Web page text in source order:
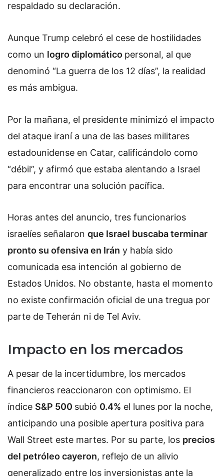
respaldado su declaración.
Aunque Trump celebró el cese de hostilidades
como un logro diplomático personal, al que
denominó “La guerra de los 12 días”, la realidad
es más ambigua.
Por la mañana, el presidente minimizó el impacto
del ataque iraní a una de las bases militares
estadounidense en Catar, calificándolo como
“débil”, y afirmó que estaba alentando a Israel
para encontrar una solución pacífica.
Horas antes del anuncio, tres funcionarios
israelíes señalaron que Israel buscaba terminar
pronto su ofensiva en Irán y había sido
comunicada esa intención al gobierno de
Estados Unidos. No obstante, hasta el momento
no existe confirmación oficial de una tregua por
parte de Teherán ni de Tel Aviv.
Impacto en los mercados
A pesar de la incertidumbre, los mercados
financieros reaccionaron con optimismo. El
índice S&P 500 subió 0.4% el lunes por la noche,
anticipando una posible apertura positiva para
Wall Street este martes. Por su parte, los precios
del petróleo cayeron, reflejo de un alivio
generalizado entre los inversionistas ante la